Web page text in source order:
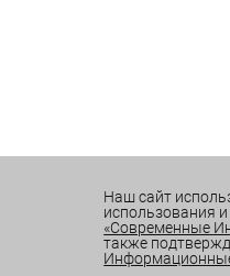
WhatsApp +7
Наш сайт
использования
«Современные
также